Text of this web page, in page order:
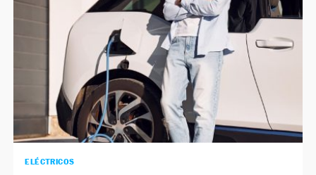
ELÉCTRICOS